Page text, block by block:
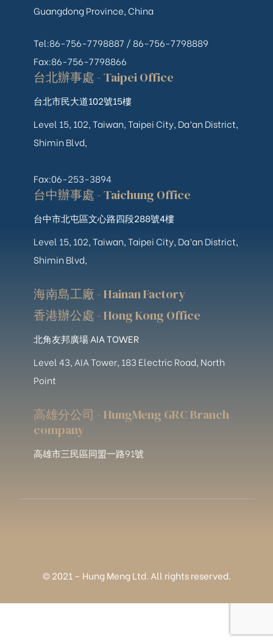
Guangdong Province, China
Tel:86-756-7798887 / 86-756-7798889
Fax:86-756-7798866
台北辦事處 - Taipei Office
台北市民大道102號15樓
Level 15, 102, Taiwan, Taipei City, Da’an District,
Shimin Blvd,
Fax:06-253-3894
台中辦事處 - Taichung Office
台中市北屯區文心路四段288號4樓
Level 15, 102, Taiwan, Taipei City, Da’an District,
Shimin Blvd,
海南島工廠 - Hainan Factory
香港辦公處 - Hong Kong Office
北角友邦廣場 AIA TOWER
Level 43, AIA Tower, 183 Electric Road, North
Point
高雄分公司 - HungMeng GRC Branch
company
高雄市三民區同盟一路91號
© 2021 – Hung Meng Ltd. All rights reserved.